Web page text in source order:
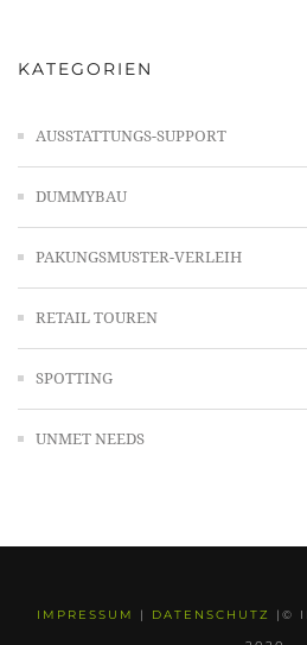
KATEGORIEN
AUSSTATTUNGS-SUPPORT
DUMMYBAU
PAKUNGSMUSTER-VERLEIH
RETAIL TOUREN
SPOTTING
UNMET NEEDS
IMPRESSUM | DATENSCHUTZ
|©